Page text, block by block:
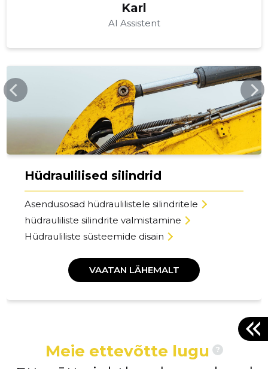
Karl
AI Assistent
Hüdraulilised silindrid
Asendusosad hüdraulilistele silindritele
hüdrauliliste silindrite valmistamine
Hüdrauliliste süsteemide disain
VAATAN LÄHEMALT
Meie ettevõtte lugu ?